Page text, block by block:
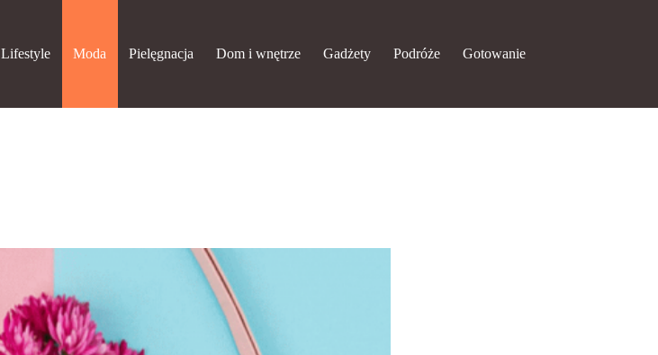
Lifestyle Moda Pielęgnacja Dom i wnętrze Gadżety Podróże Gotowanie